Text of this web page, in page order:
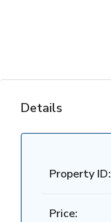
Details
Property ID:
Price: